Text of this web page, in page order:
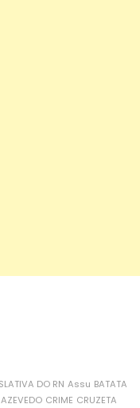
DO RN Assu BATATA
CRIME CRUZETA